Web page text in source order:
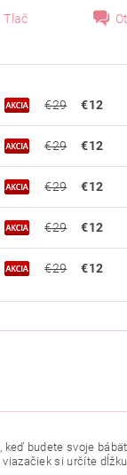
Tlač
€29 €12
€29 €12
€29 €12
€29 €12
€29 €12
budete svoje
si určíte